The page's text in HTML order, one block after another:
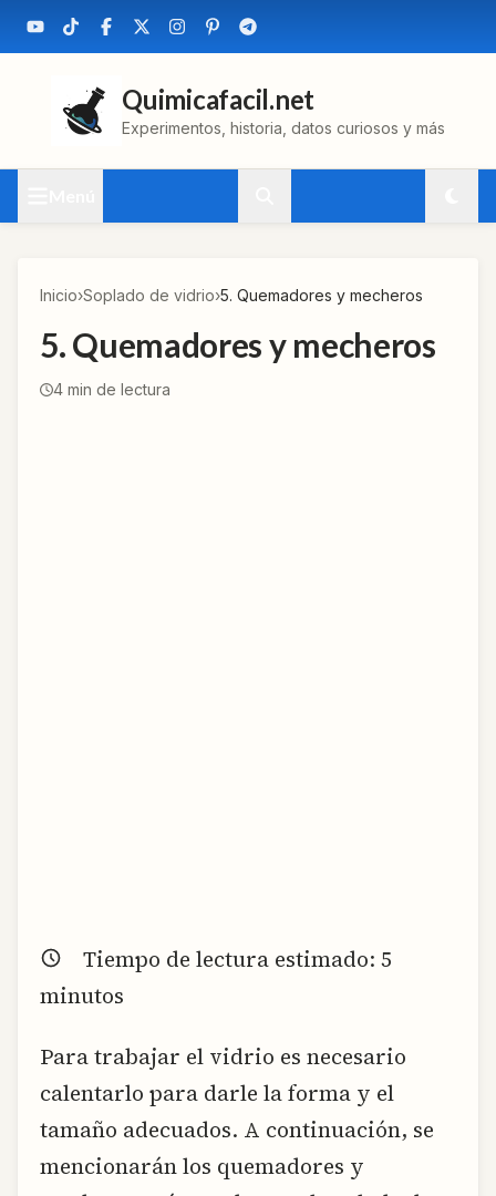
Quimicafacil.net
Experimentos, historia, datos curiosos y más
Inicio›Soplado de vidrio›5. Quemadores y mecheros
5. Quemadores y mecheros
4 min de lectura
Tiempo de lectura estimado: 5
minutos
Para trabajar el vidrio es necesario
calentarlo para darle la forma y el
tamaño adecuados. A continuación, se
mencionarán los quemadores y